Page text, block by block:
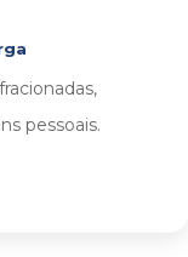
pessoais.